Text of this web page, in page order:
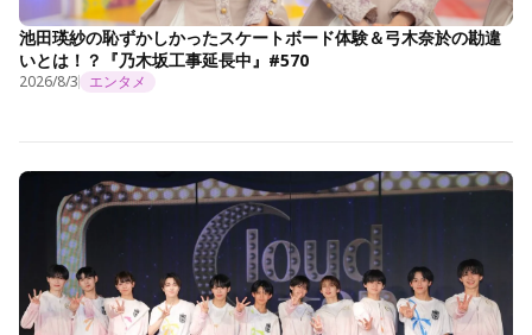
池田瑛紗の恥ずかしかったスケートボード体験＆弓木奈於の勘違
いとは！？『乃木坂工事延長中』#570
2026/8/3 エンタメ